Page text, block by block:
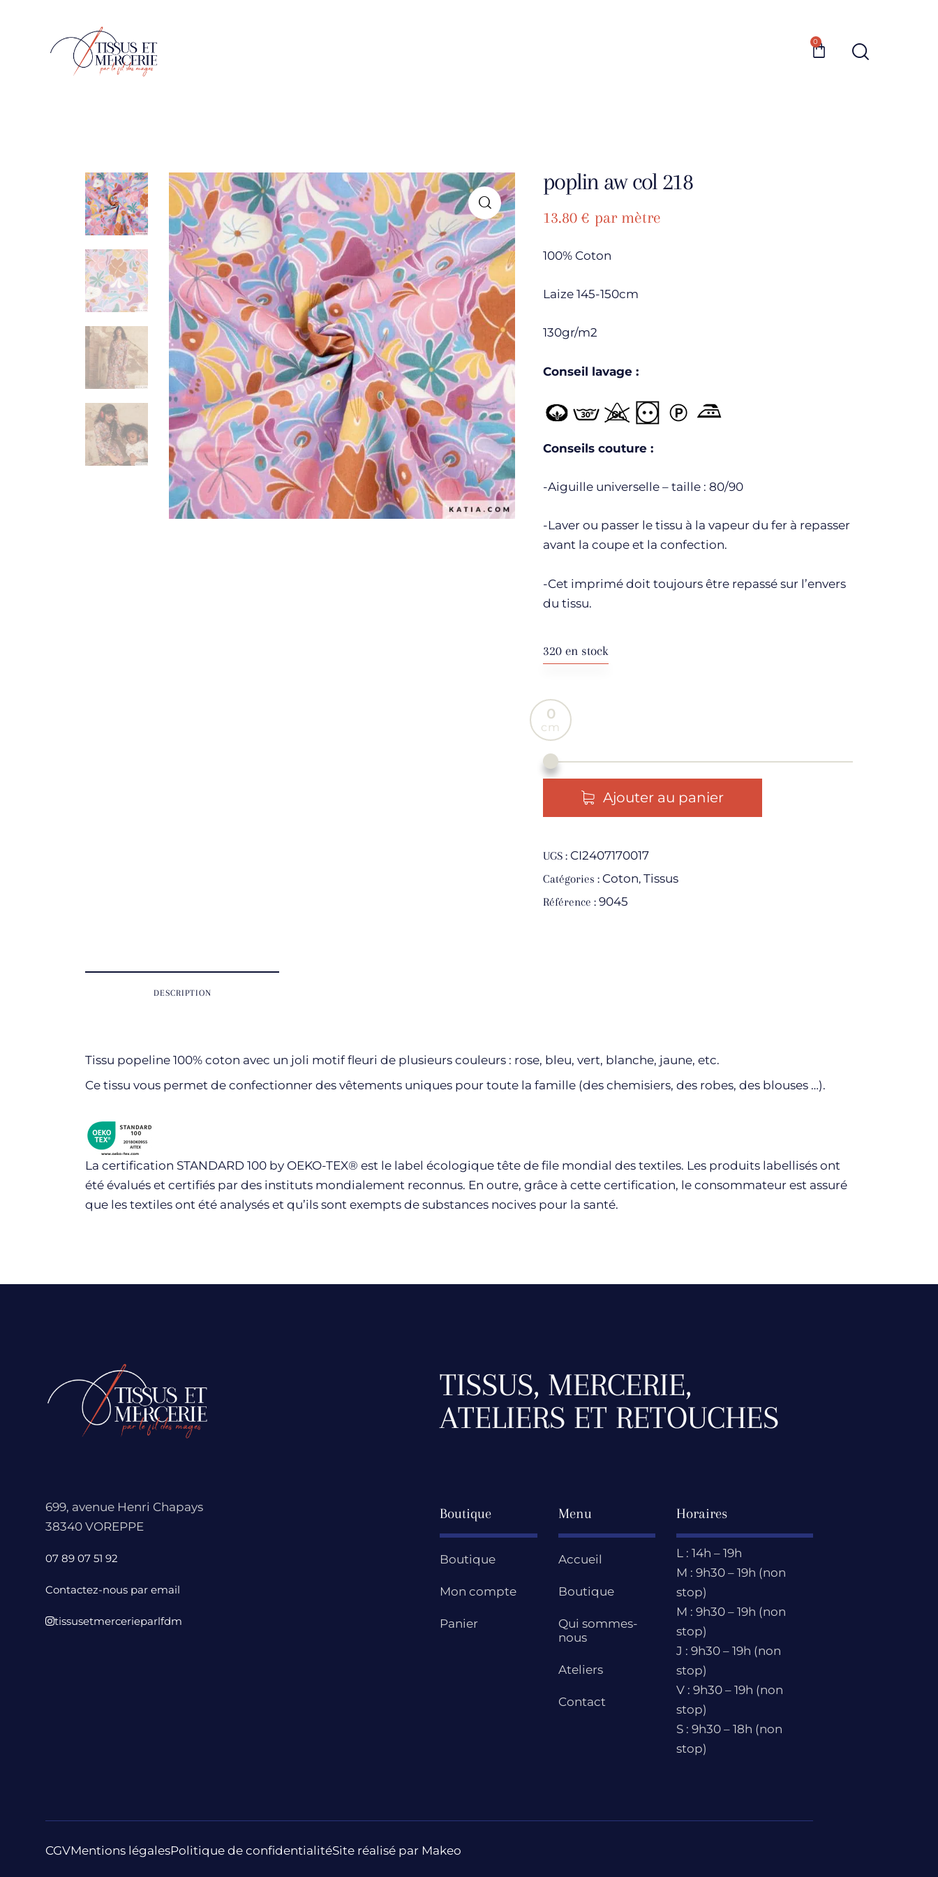
0
poplin aw col 218
13.80€ par mètre
100% Coton
Laize 145-150cm
130gr/m2
Conseil lavage :
Conseils couture :
-Aiguille universelle – taille : 80/90
-Laver ou passer le tissu à la vapeur du fer à repasser
avant la coupe et la confection.
-Cet imprimé doit toujours être repassé sur l’envers
du tissu.
320 en stock
0
Ajouter au panier
UGS : CI2407170017
Catégories : Coton, Tissus
Référence : 9045
DESCRIPTION
Tissu popeline 100% coton avec un joli motif fleuri de plusieurs couleurs : rose, bleu, vert, blanche, jaune, etc.
Ce tissu vous permet de confectionner des vêtements uniques pour toute la famille (des chemisiers, des robes, des blouses …).
La certification STANDARD 100 by OEKO-TEX® est le label écologique tête de file mondial des textiles. Les produits labellisés ont
été évalués et certifiés par des instituts mondialement reconnus. En outre, grâce à cette certification, le consommateur est assuré
que les textiles ont été analysés et qu’ils sont exempts de substances nocives pour la santé.
TISSUS, MERCERIE,
ATELIERS ET RETOUCHES
699, avenue Henri Chapays
38340 VOREPPE
07 89 07 51 92
Contactez-nous par email
tissusetmercerieparlfdm
Boutique
Boutique
Mon compte
Panier
Menu
Accueil
Boutique
Qui sommes-
nous
Ateliers
Contact
Horaires
L : 14h – 19h
M : 9h30 – 19h (non
stop)
M : 9h30 – 19h (non
stop)
J : 9h30 – 19h (non
stop)
V : 9h30 – 19h (non
stop)
S : 9h30 – 18h (non
stop)
CGVMentions légalesPolitique de confidentialitéSite réalisé par Makeo